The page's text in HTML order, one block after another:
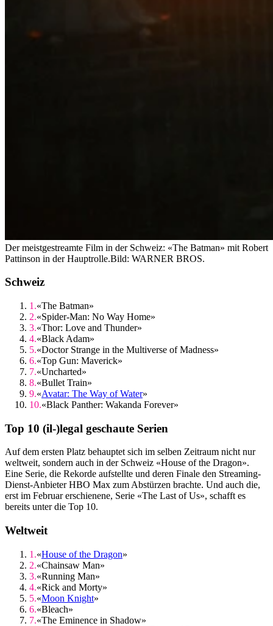
Der meistgestreamte Film in der Schweiz: «The Batman» mit Robert
Pattinson in der Hauptrolle.Bild: WARNER BROS.
Schweiz
«The Batman»
«Spider-Man: No Way Home»
«Thor: Love and Thunder»
«Black Adam»
«Doctor Strange in the Multiverse of Madness»
«Top Gun: Maverick»
«Uncharted»
«Bullet Train»
«Avatar: The Way of Water»
«Black Panther: Wakanda Forever»
Top 10 (il-)legal geschaute Serien
Auf dem ersten Platz behauptet sich im selben Zeitraum nicht nur
weltweit, sondern auch in der Schweiz «House of the Dragon».
Eine Serie, die Rekorde aufstellte und deren Finale den Streaming-
Dienst-Anbieter HBO Max zum Abstürzen brachte. Und auch die,
erst im Februar erschienene, Serie «The Last of Us», schafft es
bereits unter die Top 10.
Weltweit
«House of the Dragon»
«Chainsaw Man»
«Running Man»
«Rick and Morty»
«Moon Knight»
«Bleach»
«The Eminence in Shadow»